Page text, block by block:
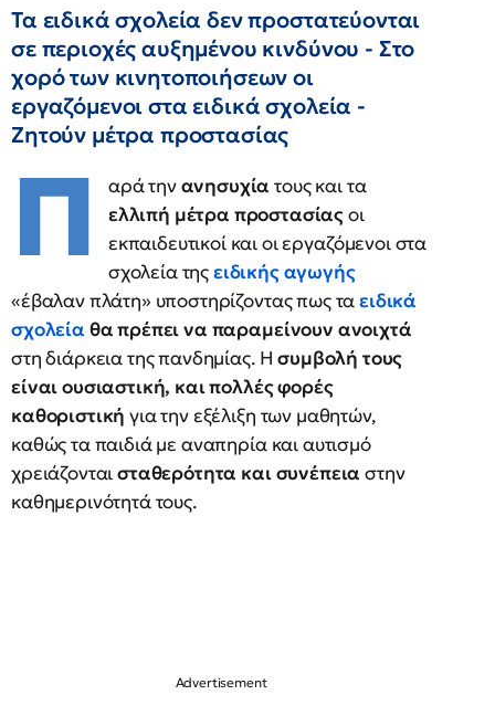
Τα ειδικά σχολεία δεν προστατεύονται
σε περιοχές αυξημένου κινδύνου - Στο
χορό των κινητοποιήσεων οι
εργαζόμενοι στα ειδικά σχολεία -
Ζητούν μέτρα προστασίας
Π αρά τηνανησυχία τους και τα
ελλιπή μέτρα προστασίαςοι
εκπαιδευτικοί και οι εργαζόμενοι στα
σχολεία τηςειδικής αγωγής
«έβαλαν πλάτη» υποστηρίζοντας πως ταειδικά
σχολεία θα πρέπει να παραμείνουν ανοιχτά
στη διάρκεια της πανδημίας. Ησυμβολή τους
είναι ουσιαστική, και πολλές φορές
καθοριστική για την εξέλιξη των μαθητών,
καθώς τα παιδιά με αναπηρία και αυτισμό
χρειάζονταισταθερότητα και συνέπειαστην
καθημερινότητά τους.